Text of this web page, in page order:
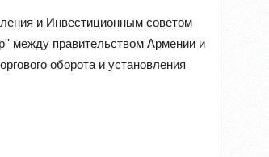
и Инвестиционным советом
между правительством Армении и
оборота и установления